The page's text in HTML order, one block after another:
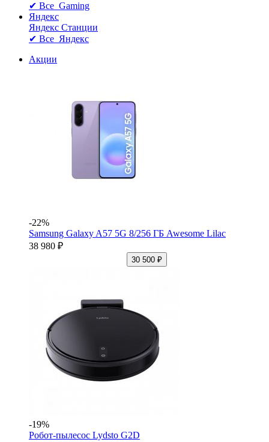
✔ Все Gaming
Яндекс
Яндекс Станции
✔ Все Яндекс
Акции
-22%
Samsung Galaxy A57 5G 8/256 ГБ Awesome Lilac
38 980 ₽
30 500 ₽
-19%
Робот-пылесос Lydsto G2D